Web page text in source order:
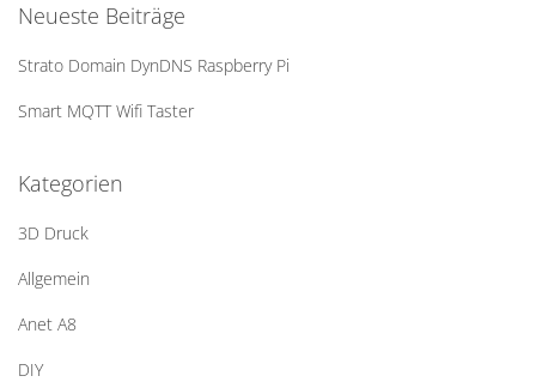
Neueste Beiträge
Strato Domain DynDNS Raspberry Pi
Smart MQTT Wifi Taster
Kategorien
3D Druck
Allgemein
Anet A8
DIY